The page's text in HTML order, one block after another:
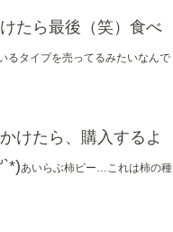
たら最後（笑）食べ
るタイプを売ってるみたいなんで
けたら、購入するよ
あいらぶ柿ピー…これは柿の種